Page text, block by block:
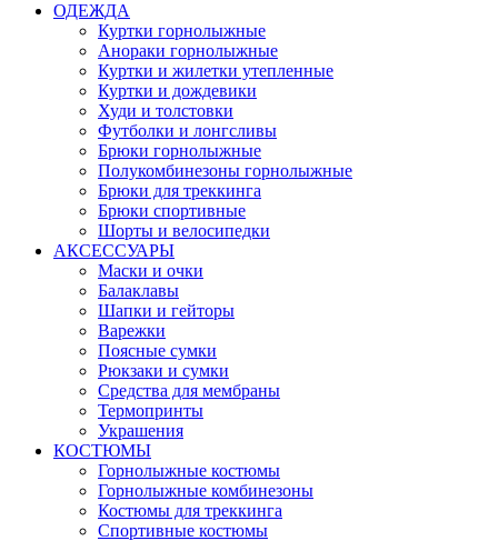
ОДЕЖДА
Куртки горнолыжные
Анораки горнолыжные
Куртки и жилетки утепленные
Куртки и дождевики
Худи и толстовки
Футболки и лонгсливы
Брюки горнолыжные
Полукомбинезоны горнолыжные
Брюки для треккинга
Брюки спортивные
Шорты и велосипедки
АКСЕССУАРЫ
Маски и очки
Балаклавы
Шапки и гейторы
Варежки
Поясные сумки
Рюкзаки и сумки
Средства для мембраны
Термопринты
Украшения
КОСТЮМЫ
Горнолыжные костюмы
Горнолыжные комбинезоны
Костюмы для треккинга
Спортивные костюмы